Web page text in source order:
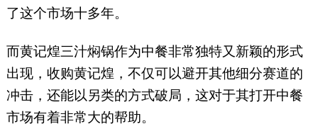
了这个市场十多年。
而黄记煌三汁焖锅作为中餐非常独特又新颖的形式
出现，收购黄记煌，不仅可以避开其他细分赛道的
冲击，还能以另类的方式破局，这对于其打开中餐
市场有着非常大的帮助。